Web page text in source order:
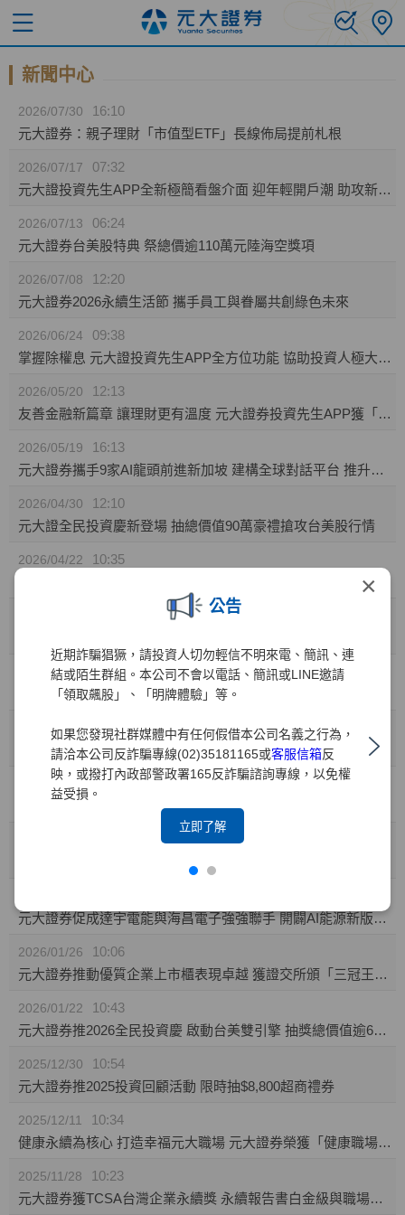
×
公告
近期詐騙猖獗，請投資人切勿輕信不明來電、簡訊、連
結或陌生群組。本公司不會以電話、簡訊或LINE邀請
「領取飆股」、「明牌體驗」等。
如果您發現社群媒體中有任何假借本公司名義之行為，
請洽本公司反詐騙專線(02)35181165或客服信箱反
映，或撥打內政部警政署165反詐騙諮詢專線，以免權
益受損。
立即了解
新聞中心
2026/07/30
16:10
元大證券：親子理財「市值型ETF」長線佈局提前札根
2026/07/17
07:32
元大證投資先生APP全新極簡看盤介面 迎年輕開戶潮 助攻新生代投資人效率布局
2026/07/13
06:24
元大證券台美股特典 祭總價逾110萬元陸海空獎項
2026/07/08
12:20
元大證券2026永續生活節 攜手員工與眷屬共創綠色未來
2026/06/24
09:38
掌握除權息 元大證投資先生APP全方位功能 協助投資人極大化資產效益
2026/05/20
12:13
友善金融新篇章 讓理財更有溫度 元大證券投資先生APP獲「無障礙認證」
2026/05/19
16:13
元大證券攜手9家AI龍頭前進新加坡 建構全球對話平台 推升台灣AI價值鏈國際能見度
2026/04/30
12:10
元大證全民投資慶新登場 抽總價值90萬豪禮搶攻台美股行情
2026/04/22
10:35
2026/03/31
10:41
2026/03/27
10:41
金融科技與服務雙引擎 元大證券勇奪財訊六大獎、締造十一連霸
2026/03/02
15:15
元大權證開春好禮 月月抽88,000元禮券
元大證券促成達宇電能與海昌電子強強聯手 開闢AI能源新版圖 推動永續經營與傳承
2026/01/26
10:06
元大證券推動優質企業上市櫃表現卓越 獲證交所頒「三冠王」及櫃買中心肯定
2026/01/22
10:43
元大證券推2026全民投資慶 啟動台美雙引擎 抽獎總價值逾60萬
2025/12/30
10:54
元大證券推2025投資回顧活動 限時抽$8,800超商禮券
2025/12/11
10:34
健康永續為核心 打造幸福元大職場 元大證券榮獲「健康職場標竿獎」銅獎
2025/11/28
10:23
元大證券獲TCSA台灣企業永續獎 永續報告書白金級與職場福祉領袖獎雙項肯定